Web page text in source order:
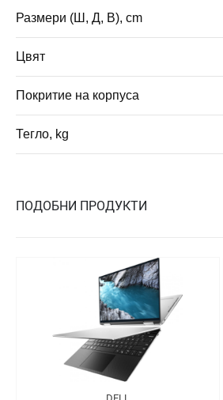
Размери (Ш, Д, В), cm
Цвят
Покритие на корпуса
Тегло, kg
ПОДОБНИ ПРОДУКТИ